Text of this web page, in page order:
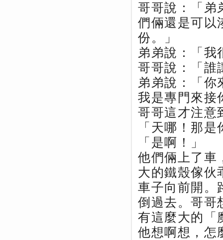
哥哥說：「弟
們倆還是可以
份。」
弟弟說：「我
哥哥說：「誰
弟弟說：「你
我是專門來接
哥哥這才注意
「天哪！那
「是啊！」
他們倆上了車
大的鐵殼傢伙
車子向前開。
倒過去。哥哥
有這麼大的「
他想啊想，怎